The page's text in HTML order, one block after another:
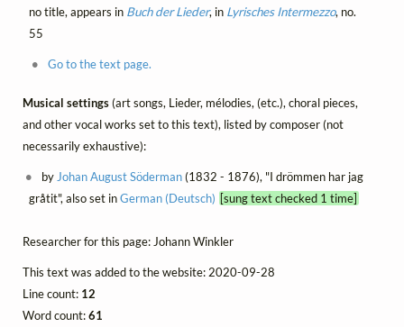
no title, appears in Buch der Lieder, in Lyrisches Intermezzo, no.
55
Go to the text page.
Musical settings(art songs, Lieder, mélodies, (etc.), choral pieces,
and other vocal works set to this text), listed by composer (not
necessarily exhaustive):
by Johan August Söderman(1832 - 1876), "I drömmen har jag
gråtit", also set inGerman (Deutsch) [sung text checked 1 time]
Researcher for this page: Johann Winkler
This text was added to the website: 2020-09-28
Line count: 12
Word count:61